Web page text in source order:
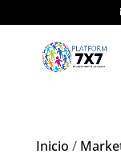
Inicio /